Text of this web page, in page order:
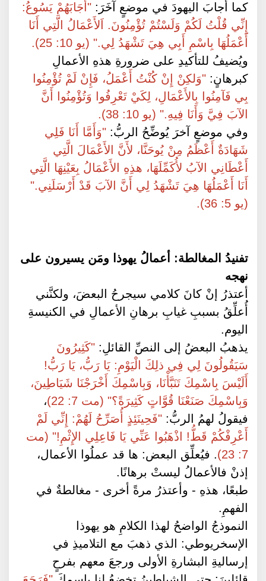
كما أجابَ اليهودَ في موضعٍ آخَرَ: "أَجَابَهُمْ يَسُوعُ:
إِنِّي قُلْتُ لَكُمْ وَلَسْتُمْ تُؤْمِنُونَ. اَلأَعْمَالُ الَّتِي أَنَا
أَعْمَلُهَا بِاسْمِ أَبِي هِيَ تَشْهَدُ لِي." (يو 10: 25).
ويُضيفُ للتأكيدِ على ضرورةِ هذهِ الأعمالِ
كبرهانٍ: "وَلكِنْ إِنْ كُنْتُ أَعْمَلُ، فَإِنْ لَمْ تُؤْمِنُوا
بِي فَآمِنُوا بِالأَعْمَالِ، لِكَيْ تَعْرِفُوا وَتُؤْمِنُوا أَنَّ
الآبَ فِيَّ وَأَنَا فِيهِ." (يو 10: 38).
وفي موضعٍ آخرَ يُوضِّحُ الربُّ: "وَأَمَّا أَنَا فَلِي
شَهَادَةٌ أَعْظَمُ مِنْ يُوحَنَّا، لأَنَّ الأَعْمَالَ الَّتِي
أَعْطَانِي الآبُ لأُكَمِّلَهَا، هذِهِ الأَعْمَالُ بِعَيْنِهَا الَّتِي
أَنَا أَعْمَلُهَا هِيَ تَشْهَدُ لِي أَنَّ الآبَ قَدْ أَرْسَلَنِي."
(يو 5: 36).
تفنيدُ المغالطة: أعمالُ يهوذا ومَن يسيرون على
نهجه
أعتذرُ إنْ كانَ كلامي سيجرحُ البعضَ، ولكنَّني
أُعلِّقُ بسببِ غيابِ برهانِ الأعمالِ في الكنيسةِ
اليوم.
يذهبُ البعضُ إلى النصِّ القائلِ: "كَثِيرُونَ
سَيَقُولُونَ لِي فِي ذلِكَ الْيَوْمِ: يَا رَبُّ، يَا رَبُّ!
أَلَيْسَ بِاسْمِكَ تَنَبَّأْنَا، وَبِاسْمِكَ أَخْرَجْنَا شَيَاطِينَ،
وَبِاسْمِكَ صَنَعْنَا قُوَّاتٍ كَثِيرَةً؟" (مت 7: 22)
،
فيقولُ لهمُ الربُّ: "فَحِينَئِذٍ أُصَرِّحُ لَهُمْ: إِنِّي لَمْ
أَعْرِفْكُمْ قَطُّ! اذْهَبُوا عَنِّي يَا فَاعِلِي الإِثْمِ!" (مت
7: 23)
. فيُعلِّق البعض: ها قد عملُوا الأعمال،
إذنْ فالأعمالُ ليستْ برهانًا.
طبعًا، هذهِ - وأعتذرُ مرةً أخرى - مغالطةٌ في
الفهمِ.
النموذجُ الواضحُ لهذا الكلامِ هو يهوذا
الإسخريوطي: الذي ذهبَ مع التلاميذِ في
إرساليةِ البشارةِ الأولى ورجعَ معهم بفرحٍ